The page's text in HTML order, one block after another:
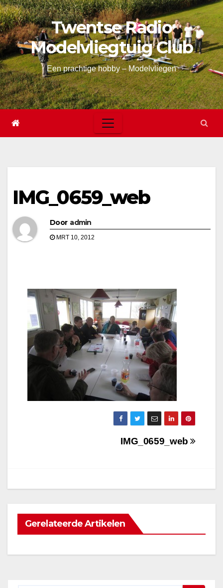
Skip
to
content
Twentse Radio
Modelvliegtuig Club
Een prachtige hobby – Modelvliegen
IMG_0659_web
Door admin
MRT 10, 2012
IMG_0659_web
Gerelateerde Artikelen